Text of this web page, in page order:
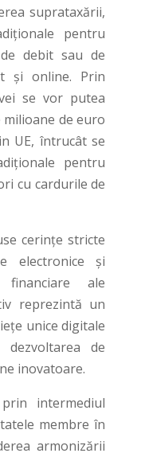
suprataxării,
pentru
debit sau de
și online. Prin
se vor putea
milioane de euro
UE, întrucât se
pentru
cu cardurile de
cerințe stricte
electronice și
ale
reprezintă un
unice digitale
de
inovatoare.
intermediul
membre în
armonizării